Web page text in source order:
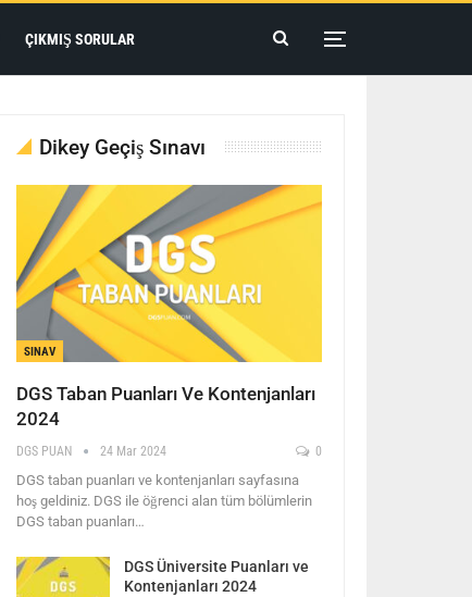
ÇIKMIŞ SORULAR
Dikey Geçiş Sınavı
SINAV
DGS Taban Puanları Ve Kontenjanları
2024
DGS PUAN 24 Mar 2024 0
DGS taban puanları ve kontenjanları sayfasına
hoş geldiniz. DGS ile öğrenci alan tüm bölümlerin
DGS taban puanları…
DGS Üniversite Puanları ve
Kontenjanları 2024